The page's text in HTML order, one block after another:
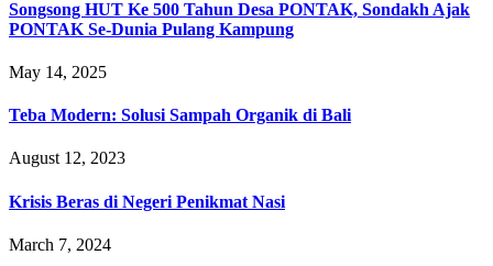
Songsong HUT Ke 500 Tahun Desa PONTAK, Sondakh Ajak
PONTAK Se-Dunia Pulang Kampung
May 14, 2025
Teba Modern: Solusi Sampah Organik di Bali
August 12, 2023
Krisis Beras di Negeri Penikmat Nasi
March 7, 2024